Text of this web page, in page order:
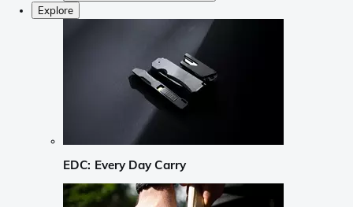
Explore
EDC: Every Day Carry